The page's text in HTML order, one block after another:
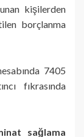
kişilerden
borçlanma
7405
fıkrasında
sağlama